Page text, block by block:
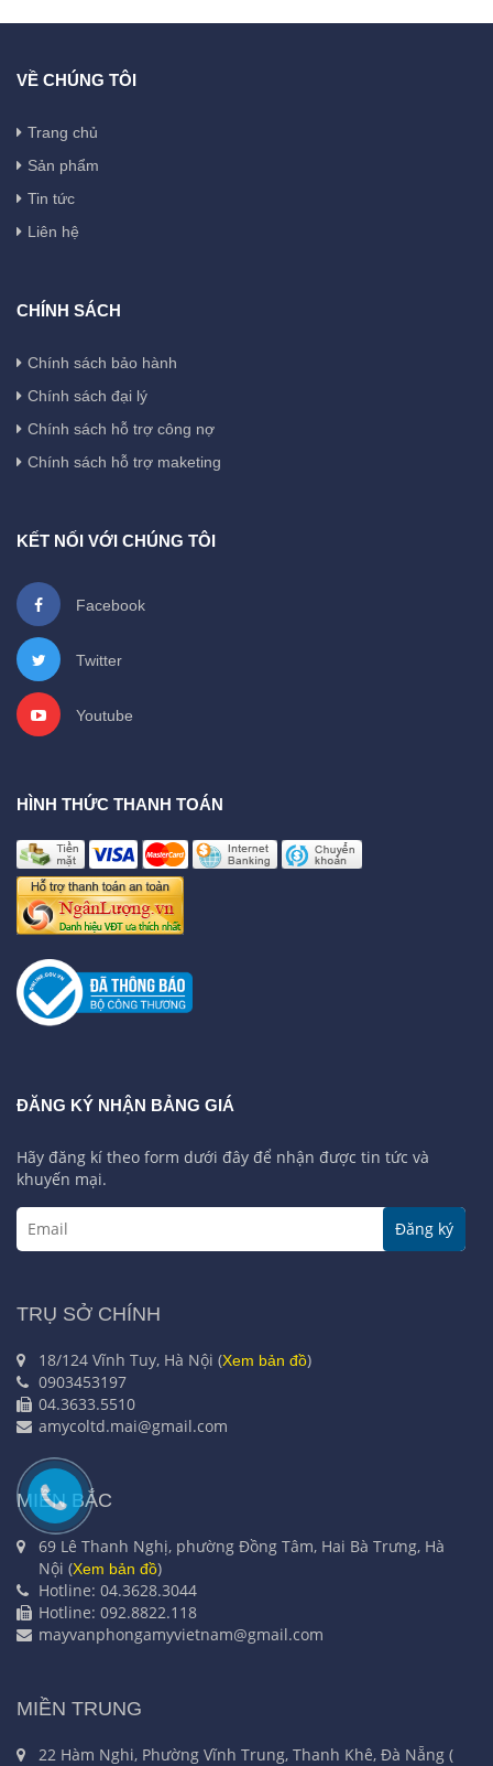
VỀ CHÚNG TÔI
Trang chủ
Sản phẩm
Tin tức
Liên hệ
CHÍNH SÁCH
Chính sách bảo hành
Chính sách đại lý
Chính sách hỗ trợ công nợ
Chính sách hỗ trợ maketing
KẾT NỐI VỚI CHÚNG TÔI
Facebook
Twitter
Youtube
HÌNH THỨC THANH TOÁN
ĐĂNG KÝ NHẬN BẢNG GIÁ
Hãy đăng kí theo form dưới đây để nhận được tin tức và
khuyến mại.
Đăng ký
TRỤ SỞ CHÍNH
18/124 Vĩnh Tuy, Hà Nội (Xem bản đồ)
0903453197
04.3633.5510
amycoltd.mai@gmail.com
MIỀN BẮC
69 Lê Thanh Nghị, phường Đồng Tâm, Hai Bà Trưng, Hà
Nội (Xem bản đồ)
Hotline: 04.3628.3044
Hotline: 092.8822.118
mayvanphongamyvietnam@gmail.com
MIỀN TRUNG
22 Hàm Nghi, Phường Vĩnh Trung, Thanh Khê, Đà Nẵng (